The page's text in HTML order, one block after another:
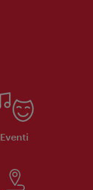
Eventi